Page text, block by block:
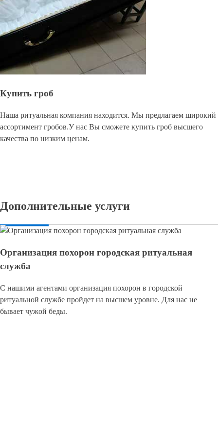
Купить гроб
Наша ритуальная компания находится. Мы предлагаем широкий
ассортимент гробов.У нас Вы сможете купить гроб высшего
качества по низким ценам.
Дополнительные услуги
Организация похорон городская ритуальная
служба
С нашими агентами организация похорон в городской
ритуальной службе пройдет на высшем уровне. Для нас не
бывает чужой беды.